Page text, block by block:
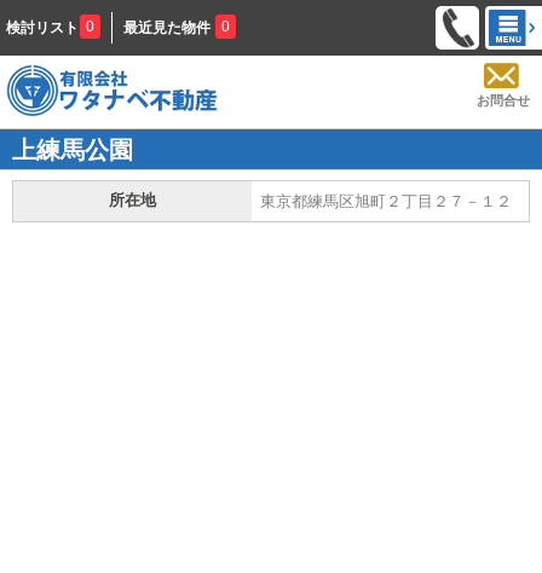
検討リスト 0 最近見た物件 0
お問合せ
上練馬公園
所在地 東京都練馬区旭町２丁目２７－１２